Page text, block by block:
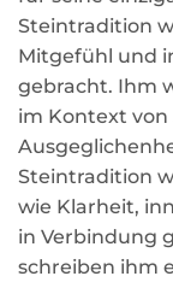
Steintradition
Mitgefühl und
gebracht. Ihm
im Kontext
Steintradition
wie Klarheit,
in Verbindung
schreiben ihm